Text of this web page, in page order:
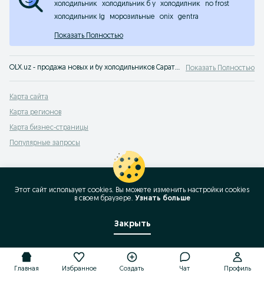
холодильник холодильник б у холодилник
no frost
холодильник lg
морозильные onix gentra
Показать Полностью
OLX.uz - продажа новых и бу холодильников Саратов. Большой выбор и низкие цены на сервисе объявлений OLX.uz Ташкент. У нас можно быстро и выгодно купить холодильники Саратов! Показать Полностью
Карта сайта
Карта регионов
Карта бизнес-страницы
Популярные запросы
Главная Избранное Создать Чат Профиль
Этот сайт использует cookies. Вы можете изменить настройки cookies
в своeм браузере. Узнать больше
Закрыть